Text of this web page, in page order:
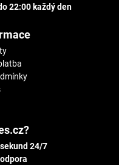
22:00 každý den
24/7